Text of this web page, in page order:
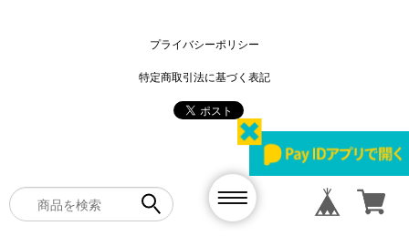
プライバシーポリシー
特定商取引法に基づく表記